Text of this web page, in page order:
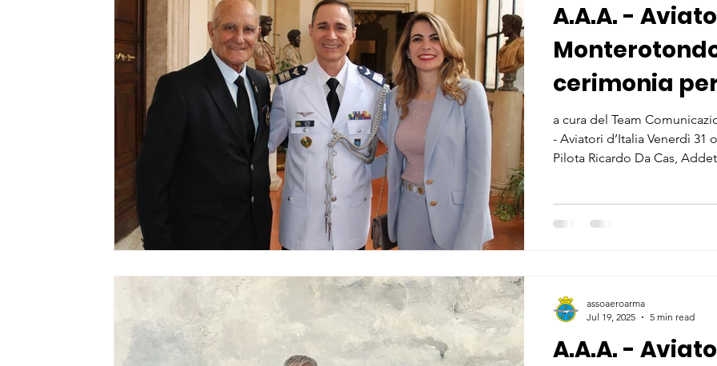
A.A.A. -
cerimonia
dell’Aviatore
Aerea
a cura del Team
- Aviatori d’Italia Venerdì
Pilota Ricardo Da Cas,
A.A.A. -
assoaeroarma
Jul 19, 2025
5 min read